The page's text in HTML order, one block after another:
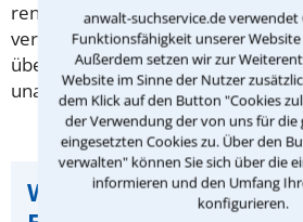
anwalt-suchservice.de verwendet
Funktionsfähigkeit unserer
Außerdem setzen wir zur
Website im Sinne der Nutzer
dem Klick auf den Button "Cookies
der Verwendung der von uns für die
eingesetzten Cookies zu. Über den
verwalten" können Sie sich über die
informieren und den Umfang
konfigurieren.
renovieren, wodurch die gesamte,
verursachte Abnutzung auf den
übertragen werde. Bereits
unangemessen benachteiligt.
Wichtiger Hinweis zu